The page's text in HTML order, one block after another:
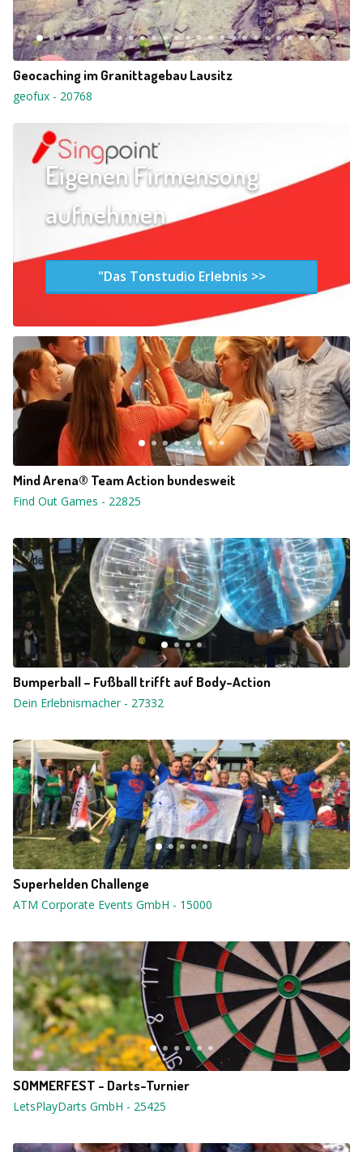
Geocaching im Granittagebau Lausitz
geofux - 20768
Eigenen Firmensong
aufnehmen
"Das Tonstudio Erlebnis >>
Mind Arena® Team Action bundesweit
Find Out Games - 22825
Bumperball – Fußball trifft auf Body-Action
Dein Erlebnismacher- 27332
Superhelden Challenge
ATM Corporate Events GmbH - 15000
SOMMERFEST - Darts-Turnier
LetsPlayDarts GmbH - 25425